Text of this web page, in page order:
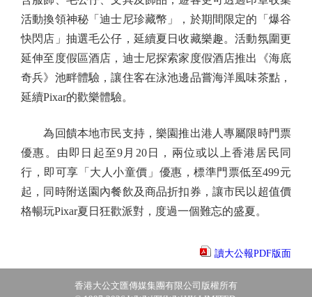
活動換領神秘「迪士尼珍藏幣」，於期間限定的「爆谷
快閃店」抽選毛公仔，延續夏日收藏樂趣。活動氛圍更
延伸至度假區酒店，迪士尼探索家度假酒店推出《海底
奇兵》池畔體驗，讓住客在泳池邊品嘗海洋風味茶點，
延續Pixar的歡樂體驗。
為回饋本地市民支持，樂園推出港人專屬限時門票
優惠。由即日起至9月20日，兩位或以上香港居民同
行，即可享「大人小童價」優惠，標準門票低至499元
起，同時附送園內餐飲及商品折扣券，讓市民以超值價
格暢玩Pixar夏日狂歡派對，度過一個難忘的盛夏。
讀大公報PDF版面
香港大公文匯傳媒集團有限公司版權所有